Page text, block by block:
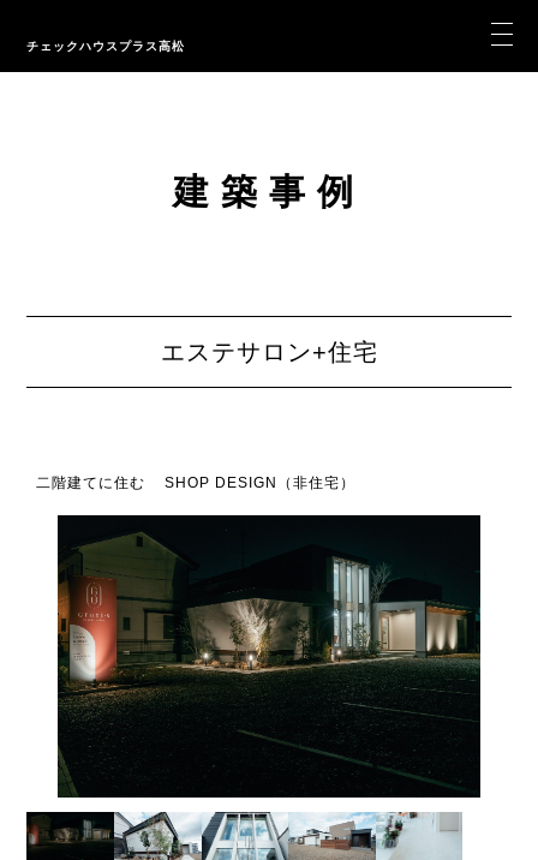
チェックハウスプラス高松
建築事例
エステサロン+住宅
二階建てに住む SHOP DESIGN（非住宅）